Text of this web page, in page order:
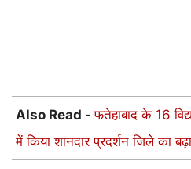
Also Read -फतेहाबाद के 16
में किया शानदार प्रदर्शन जिले का